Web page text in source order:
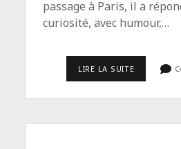
passage à Paris, il a
curiosité, avec humour,…
LIRE LA SUITE<SPAN